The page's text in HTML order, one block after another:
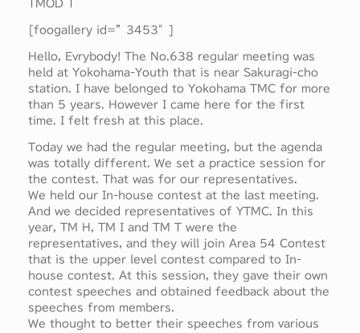
TMOD T
[foogallery id=”3453″]
Hello, Evrybody! The No.638 regular meeting was
held at Yokohama-Youth that is near Sakuragi-cho
station. I have belonged to Yokohama TMC for more
than 5 years. However I came here for the first
time. I felt fresh at this place.
Today we had the regular meeting, but the agenda
was totally different. We set a practice session for
the contest. That was for our representatives.
We held our In-house contest at the last meeting.
And we decided representatives of YTMC. In this
year, TM H, TM I and TM T were the
representatives, and they will join Area 54 Contest
that is the upper level contest compared to In-
house contest. At this session, they gave their own
contest speeches and obtained feedback about the
speeches from members.
We thought to better their speeches from various